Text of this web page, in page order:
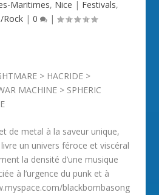
Maritimes, Nice | Festivals,
Rock | 0 |
> HACRIDE >
MACHINE > SPHERIC
de metal à la saveur unique,
un univers féroce et viscéral
la densité d’une musique
à l’urgence du punk et à
blackbombasong